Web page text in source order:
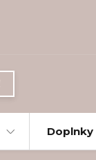
Doplnky